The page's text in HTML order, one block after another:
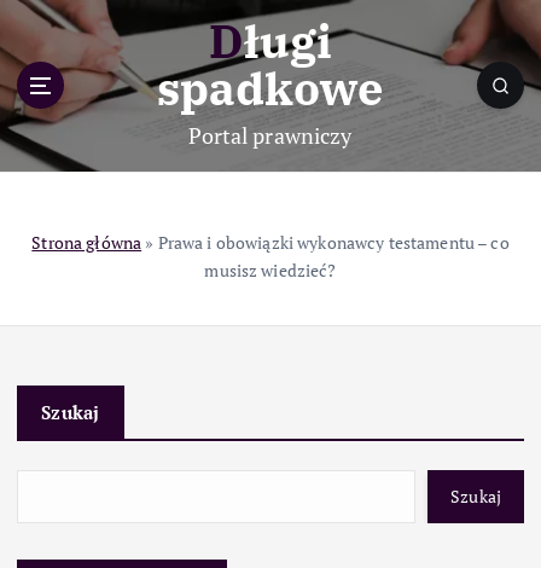
p
o
c
Długi
spadkowe
Portal prawniczy
Strona główna » Prawa i obowiązki wykonawcy testamentu – co
musisz wiedzieć?
Szukaj
Szukaj